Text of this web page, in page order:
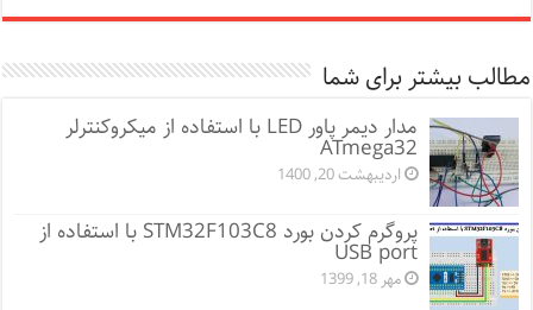
مطالب بیشتر برای شما
مدار دیمر پاور LED با استفاده از میکروکنترلر
ATmega32
اردیبهشت 20, 1400
پروگرم کردن بورد STM32F103C8 با استفاده از
USB port
مهر 18, 1399